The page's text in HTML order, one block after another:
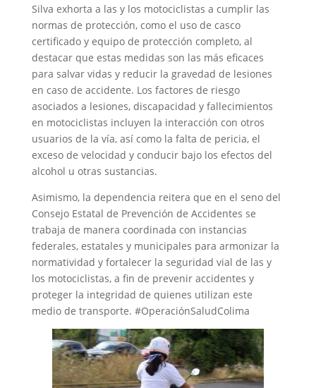
Silva exhorta a las y los motociclistas a cumplir las
normas de protección, como el uso de casco
certificado y equipo de protección completo, al
destacar que estas medidas son las más eficaces
para salvar vidas y reducir la gravedad de lesiones
en caso de accidente. Los factores de riesgo
asociados a lesiones, discapacidad y fallecimientos
en motociclistas incluyen la interacción con otros
usuarios de la vía, así como la falta de pericia, el
exceso de velocidad y conducir bajo los efectos del
alcohol u otras sustancias.
Asimismo, la dependencia reitera que en el seno del
Consejo Estatal de Prevención de Accidentes se
trabaja de manera coordinada con instancias
federales, estatales y municipales para armonizar la
normatividad y fortalecer la seguridad vial de las y
los motociclistas, a fin de prevenir accidentes y
proteger la integridad de quienes utilizan este
medio de transporte. #OperaciónSaludColima